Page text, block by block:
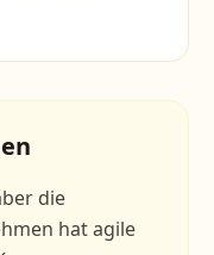
die
hat agile